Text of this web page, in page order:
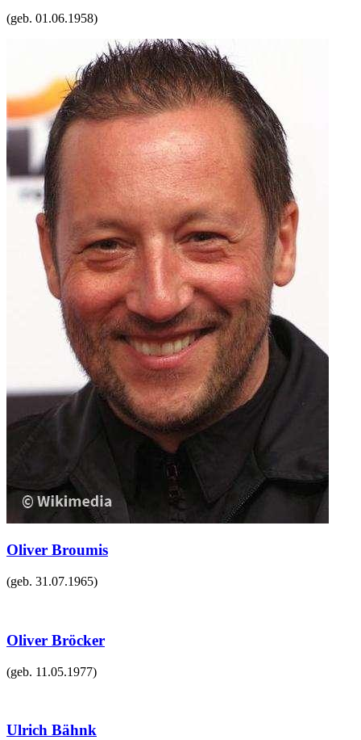
(geb. 01.06.1958)
Oliver Broumis
(geb. 31.07.1965)
Oliver Bröcker
(geb. 11.05.1977)
Ulrich Bähnk